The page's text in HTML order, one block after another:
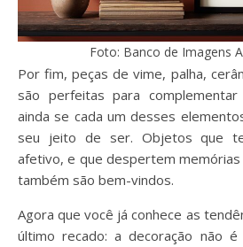
Foto: Banco de Imagens
Por fim, peças de vime, palha,
são perfeitas para
ainda se cada um desses
seu jeito de ser. Objetos que
afetivo, e que despertem memórias
também são bem-vindos.
Agora que você já conhece as
último recado: a decoração não é